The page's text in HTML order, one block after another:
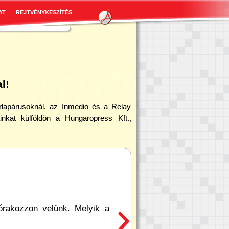
REJTVÉNYKÉSZÍTÉS
az Inmedio és a Relay
külföldön a Hungaropress Kft.,
választékát! Találja meg a kedvére valót, hiszen
méretű, nehézségű, és már megjelenésű rejtvényeket